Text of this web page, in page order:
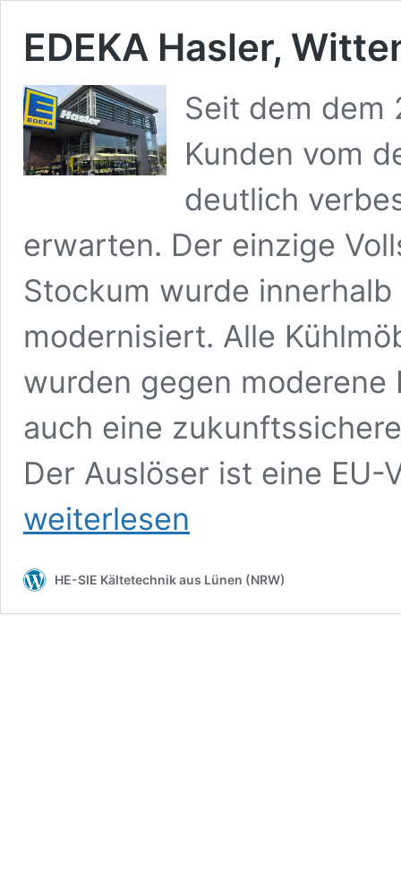
EDEKA Hasler,
Seit dem dem
Kunden vom
deutlich
erwarten. Der einzige
Stockum wurde
modernisiert. Alle
wurden gegen
auch eine
Der Auslöser ist eine
weiterlesen
HE-SIE Kältetechnik aus Lünen (NRW)